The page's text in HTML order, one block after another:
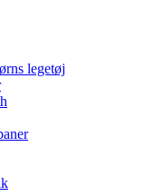
legetøj